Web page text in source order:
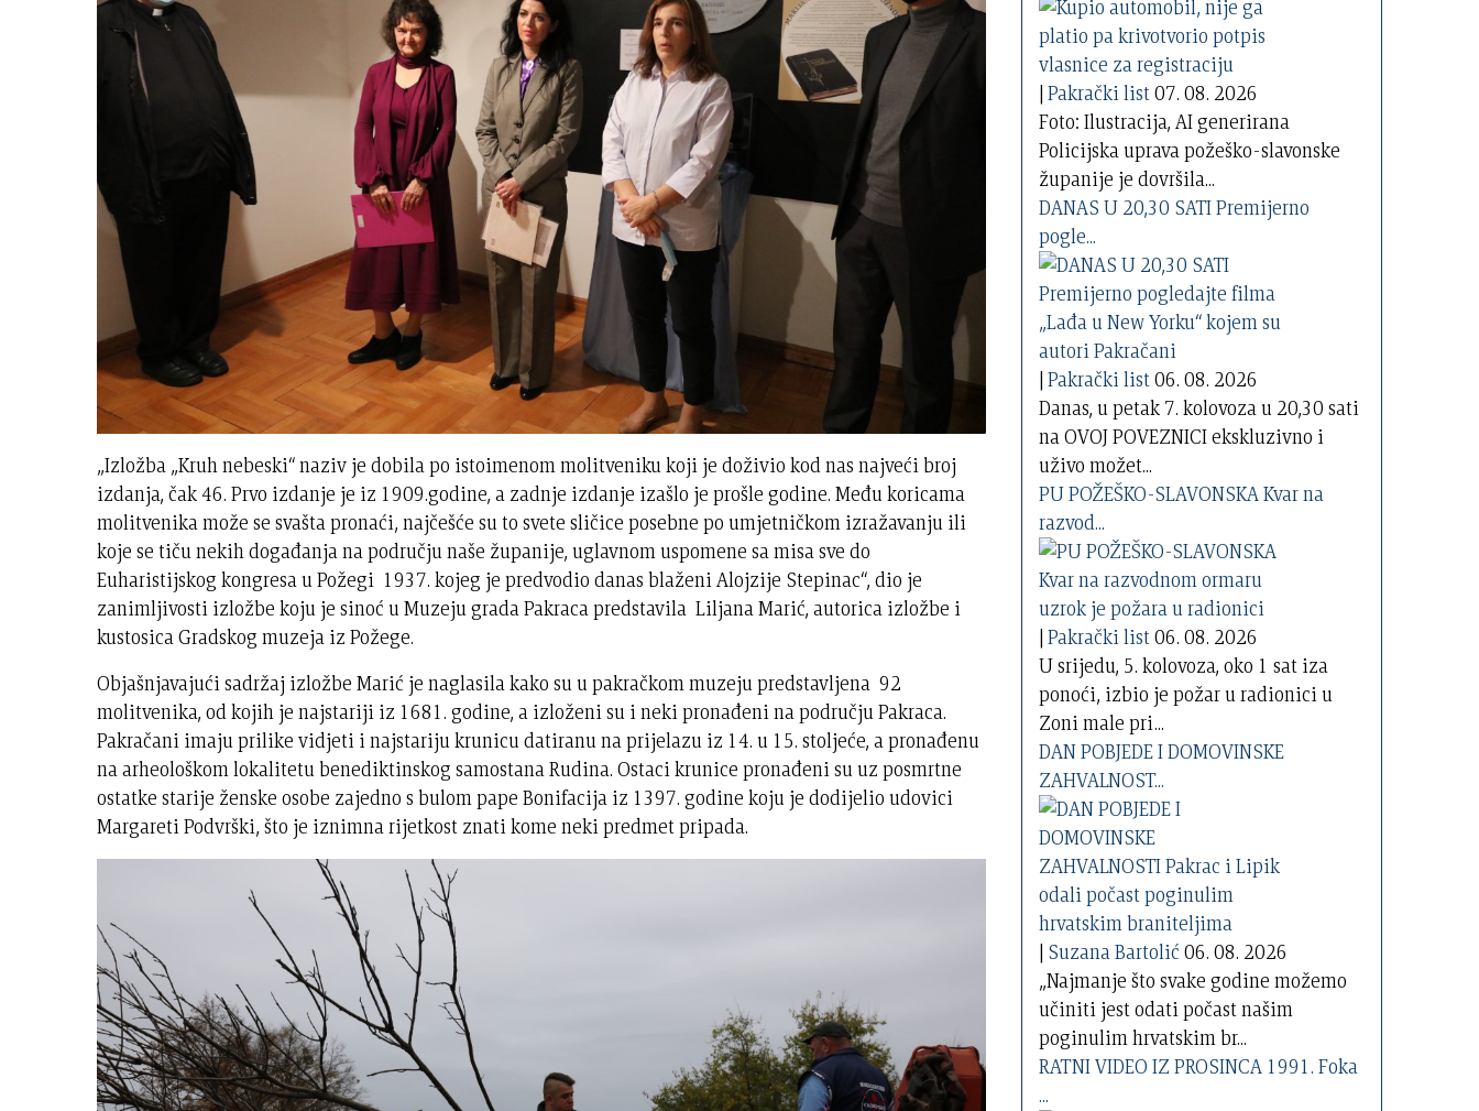
„Izložba „Kruh nebeski“ naziv je dobila po istoimenom molitveniku koji je doživio kod nas najveći broj
izdanja, čak 46. Prvo izdanje je iz 1909.godine, a zadnje izdanje izašlo je prošle godine. Među koricama
molitvenika može se svašta pronaći, najčešće su to svete sličice posebne po umjetničkom izražavanju ili
koje se tiču nekih događanja na području naše županije, uglavnom uspomene sa misa sve do
Euharistijskog kongresa u Požegi 1937. kojeg je predvodio danas blaženi Alojzije Stepinac“, dio je
zanimljivosti izložbe koju je sinoć u Muzeju grada Pakraca predstavila Liljana Marić, autorica izložbe i
kustosica Gradskog muzeja iz Požege.
Objašnjavajući sadržaj izložbe Marić je naglasila kako su u pakračkom muzeju predstavljena 92
molitvenika, od kojih je najstariji iz 1681. godine, a izloženi su i neki pronađeni na području Pakraca.
Pakračani imaju prilike vidjeti i najstariju krunicu datiranu na prijelazu iz 14. u 15. stoljeće, a pronađenu
na arheološkom lokalitetu benediktinskog samostana Rudina. Ostaci krunice pronađeni su uz posmrtne
ostatke starije ženske osobe zajedno s bulom pape Bonifacija iz 1397. godine koju je dodijelio udovici
Margareti Podvrški, što je iznimna rijetkost znati kome neki predmet pripada.
|Pakrački list07. 08. 2026
Foto: Ilustracija, AI generirana
Policijska uprava požeško-slavonske
županije je dovršila...
DANAS U 20,30 SATI Premijerno
pogle...
|Pakrački list06. 08. 2026
Danas, u petak 7. kolovoza u 20,30 sati
na OVOJ POVEZNICI ekskluzivno i
uživo možet...
PU POŽEŠKO-SLAVONSKA Kvar na
razvod...
|Pakrački list06. 08. 2026
U srijedu, 5. kolovoza, oko 1 sat iza
ponoći, izbio je požar u radionici u
Zoni male pri...
DAN POBJEDE I DOMOVINSKE
ZAHVALNOST...
| Suzana Bartolić 06. 08. 2026
„Najmanje što svake godine možemo
učiniti jest odati počast našim
poginulim hrvatskim br...
RATNI VIDEO IZ PROSINCA 1991. Foka
...